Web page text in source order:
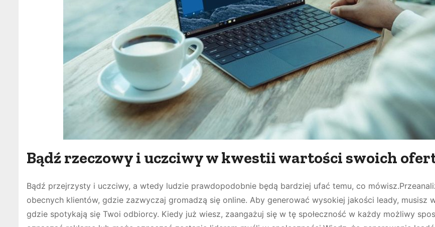
Bądź rzeczowy i uczciwy w kwestii wartości swoich
Bądź przejrzysty i uczciwy, a wtedy ludzie prawdopodobnie będą bardziej ufać temu, co
obecnych klientów, gdzie zazwyczaj gromadzą się online. Aby generować wysokiej jakości leady, musisz
gdzie spotykają się Twoi odbiorcy. Kiedy już wiesz, zaangażuj się w tę społeczność w każdy możliwy